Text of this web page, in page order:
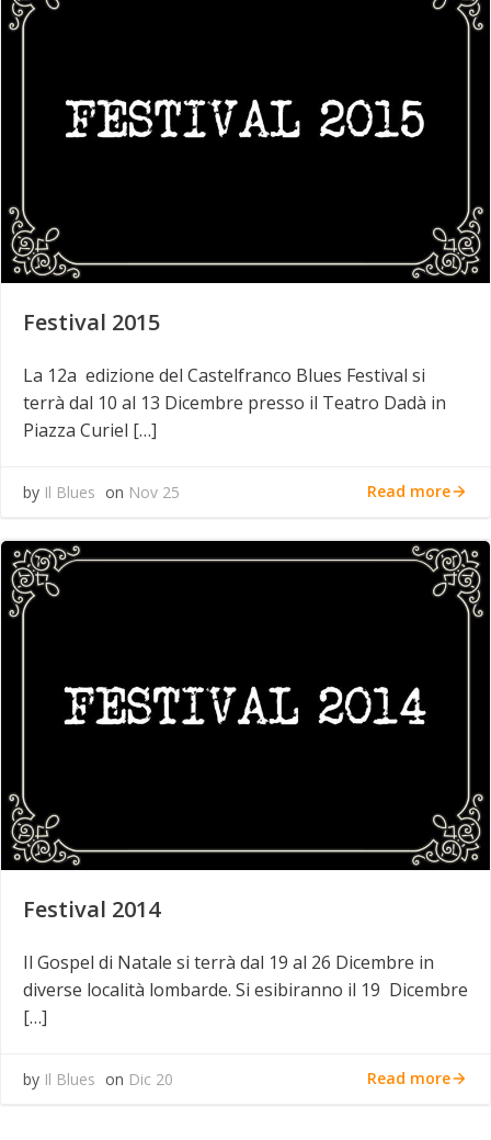
Festival 2015
La 12a edizione del Castelfranco Blues Festival si
terrà dal 10 al 13 Dicembre presso il Teatro Dadà in
Piazza Curiel […]
by Il Blues on Nov 25 Read more
Festival 2014
Il Gospel di Natale si terrà dal 19 al 26 Dicembre in
diverse località lombarde. Si esibiranno il 19 Dicembre
[…]
by Il Blues on Dic 20 Read more